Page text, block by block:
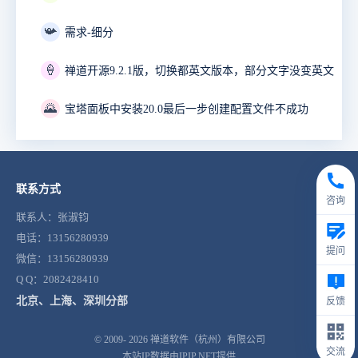
📯 需求-细分
🍦 禅道开源9.2.1版，切换都英文版本，部分文字没变英文
🌄 宝塔面板中安装20.0最后一步创建配置文件不成功
联系方式
联系人：张淑钧
电话：13156280939
微信：13156280939
Q Q：2082428410
北京、上海、深圳分部
© 2009- 2026 禅道软件（杭州）有限公司
咨询
提问
反馈
交流